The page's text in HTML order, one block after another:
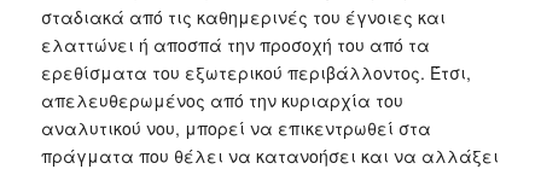
σταδιακά από τις καθημερινές του έγνοιες και
ελαττώνει ή αποσπά την προσοχή του από τα
ερεθίσματα του εξωτερικού περιβάλλοντος. Έτσι,
απελευθερωμένος από την κυριαρχία του
αναλυτικού νου, μπορεί να επικεντρωθεί στα
πράγματα που θέλει να κατανοήσει και να αλλάξει